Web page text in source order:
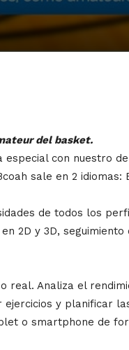
del basket.
con nuestro
sale en 2 idiomas:
de todos los
2D y 3D, seguimiento
real. Analiza el
y planificar
o smartphone de